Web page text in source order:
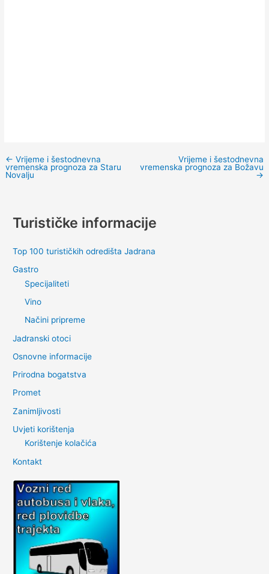
← Vrijeme i šestodnevna
vremenska prognoza za Staru
Novalju
Vrijeme i šestodnevna
vremenska prognoza za Božavu
→
Turističke informacije
Top 100 turističkih odredišta Jadrana
Gastro
Specijaliteti
Vino
Načini pripreme
Jadranski otoci
Osnovne informacije
Prirodna bogatstva
Promet
Zanimljivosti
Uvjeti korištenja
Korištenje kolačića
Kontakt